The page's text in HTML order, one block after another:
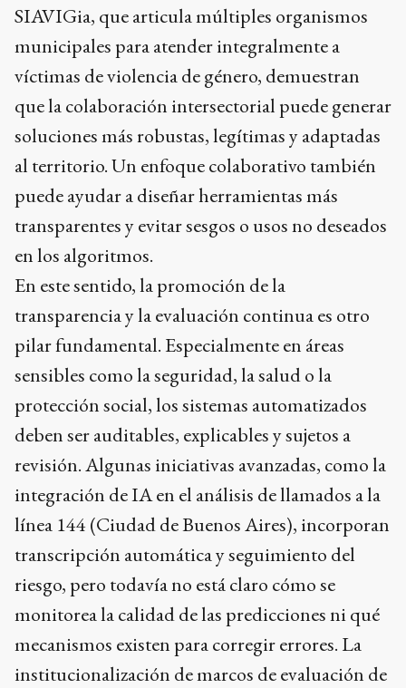
SIAVIGia, que articula múltiples organismos
municipales para atender integralmente a
víctimas de violencia de género, demuestran
que la colaboración intersectorial puede generar
soluciones más robustas, legítimas y adaptadas
al territorio. Un enfoque colaborativo también
puede ayudar a diseñar herramientas más
transparentes y evitar sesgos o usos no deseados
en los algoritmos.
En este sentido, la promoción de la
transparencia y la evaluación continua es otro
pilar fundamental. Especialmente en áreas
sensibles como la seguridad, la salud o la
protección social, los sistemas automatizados
deben ser auditables, explicables y sujetos a
revisión. Algunas iniciativas avanzadas, como la
integración de IA en el análisis de llamados a la
línea 144 (Ciudad de Buenos Aires), incorporan
transcripción automática y seguimiento del
riesgo, pero todavía no está claro cómo se
monitorea la calidad de las predicciones ni qué
mecanismos existen para corregir errores. La
institucionalización de marcos de evaluación de